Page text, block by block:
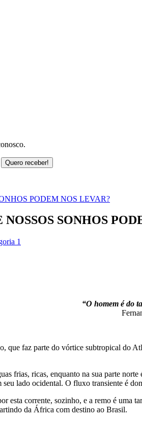
PODEM NOS LEVAR?
SONHOS
1
“O homem é do
que faz parte do vórtice subtropical do
frias, ricas, enquanto na sua parte
lado ocidental. O fluxo transiente é
esta corrente, sozinho, e a remo é
da África com destino ao Brasil.